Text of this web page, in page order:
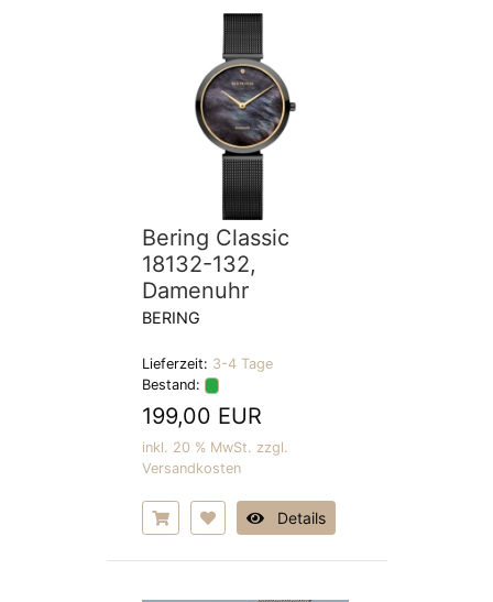
Bering Classic
18132-132,
Damenuhr
BERING
Lieferzeit: 3-4 Tage
Bestand:
199,00 EUR
inkl. 20 % MwSt. zzgl.
Versandkosten
Details